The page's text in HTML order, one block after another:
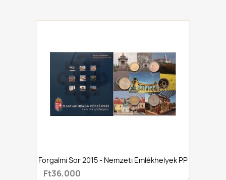
Forgalmi Sor 2015 - Nemzeti Emlékhelyek PP
Ft36,000